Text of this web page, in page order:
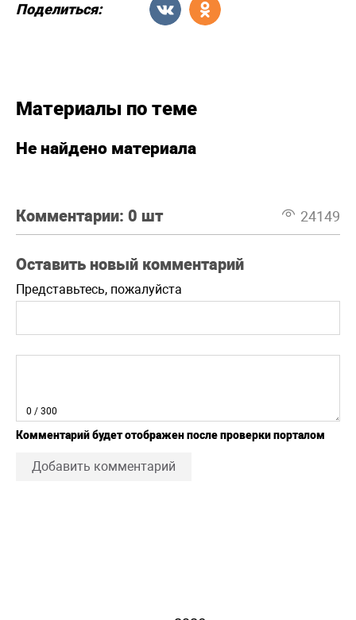
Поделиться:
Материалы по теме
Не найдено материала
Комментарии: 0 шт 24149
Оставить новый комментарий
Представьтесь, пожалуйста
0 / 300
Комментарий будет отображен после проверки порталом
Добавить комментарий